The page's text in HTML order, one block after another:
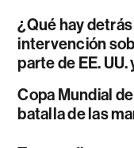
¿Qué hay
intervención
parte de EE. UU.
Copa Mundial
batalla de las